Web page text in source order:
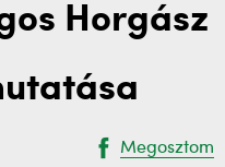
Horgász
Megosztom